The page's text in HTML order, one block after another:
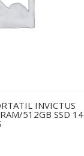
INVICTUS
512GB SSD 14